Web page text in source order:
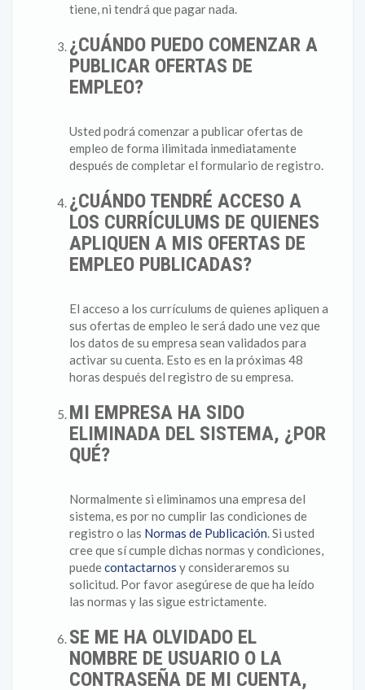
tiene, ni tendrá que pagar nada.
¿CUÁNDO PUEDO COMENZAR A
PUBLICAR OFERTAS DE
EMPLEO?
Usted podrá comenzar a publicar ofertas de
empleo de forma ilimitada inmediatamente
después de completar el formulario de registro.
¿CUÁNDO TENDRÉ ACCESO A
LOS CURRÍCULUMS DE QUIENES
APLIQUEN A MIS OFERTAS DE
EMPLEO PUBLICADAS?
El acceso a los currículums de quienes apliquen a
sus ofertas de empleo le será dado une vez que
los datos de su empresa sean validados para
activar su cuenta. Esto es en la próximas 48
horas después del registro de su empresa.
MI EMPRESA HA SIDO
ELIMINADA DEL SISTEMA, ¿POR
QUÉ?
Normalmente si eliminamos una empresa del
sistema, es por no cumplir las condiciones de
registro o las Normas de Publicación. Si usted
cree que sí cumple dichas normas y condiciones,
puedecontactarnos y consideraremos su
solicitud. Por favor asegúrese de que ha leído
las normas y las sigue estrictamente.
SE ME HA OLVIDADO EL
NOMBRE DE USUARIO O LA
CONTRASEÑA DE MI CUENTA,